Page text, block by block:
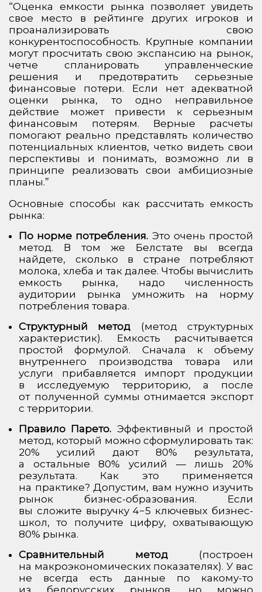
“Оценка емкости рынка позволяет увидеть
свое место в рейтинге других игроков и
проанализировать свою
конкурентоспособность. Крупные компании
могут просчитать свою экспансию на рынок,
четче спланировать управленческие
решения и предотвратить серьезные
финансовые потери. Если нет адекватной
оценки рынка, то одно неправильное
действие может привести к серьезным
финансовым потерям. Верные расчеты
помогают реально представлять количество
потенциальных клиентов, четко видеть свои
перспективы и понимать, возможно ли в
принципе реализовать свои амбициозные
планы.”
Основные способы как рассчитать емкость
рынка:
По норме потребления. Это очень простой
метод. В том же Белстате вы всегда
найдете, сколько в стране потребляют
молока, хлеба и так далее. Чтобы вычислить
емкость рынка, надо численность
аудитории рынка умножить на норму
потребления товара.
Структурный метод (метод структурных
характеристик). Емкость расчитывается
простой формулой. Сначала к объему
внутреннего производства товара или
услуги прибавляется импорт продукции
в исследуемую территорию, а после
от полученной суммы отнимается экспорт
с территории.
Правило Парето. Эффективный и простой
метод, который можно сформулировать так:
20% усилий дают 80% результата,
а остальные 80% усилий — лишь 20%
результата. Как это применяется
на практике? Допустим, вам нужно изучить
рынок бизнес-образования. Если
вы сложите выручку 4−5 ключевых бизнес-
школ, то получите цифру, охватывающую
80% рынка.
Сравнительный метод (построен
на макроэкономических показателях). У вас
не всегда есть данные по какому-то
из белорусских рынков, но можно